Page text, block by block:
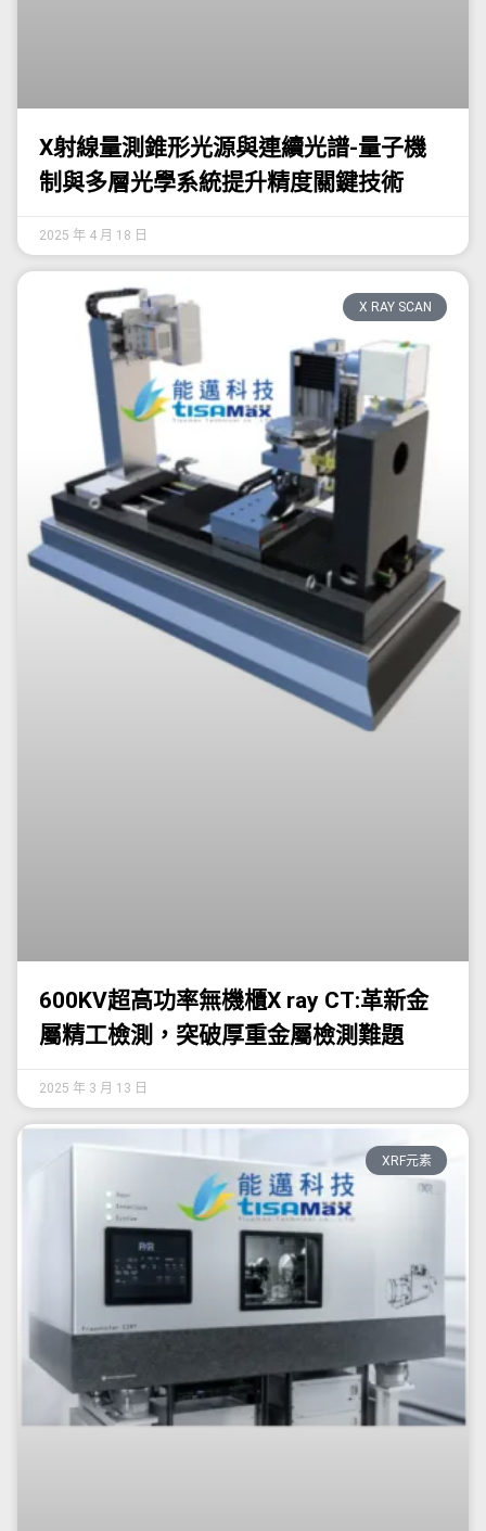
X射線量測錐形光源與連續光譜-量子機
制與多層光學系統提升精度關鍵技術
2025 年 4 月 18 日
X RAY SCAN
600KV超高功率無機櫃X ray CT:革新金
屬精工檢測，突破厚重金屬檢測難題
2025 年 3 月 13 日
XRF元素